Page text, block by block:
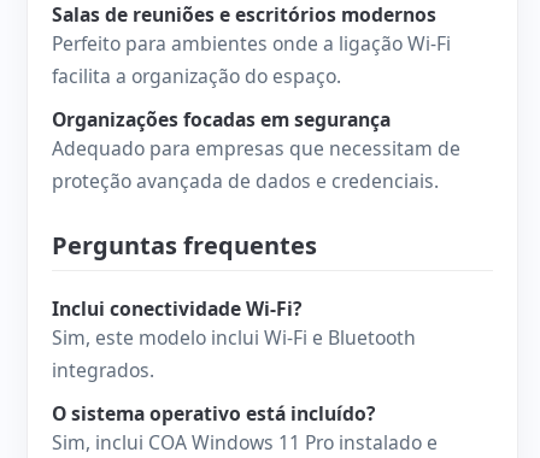
Salas de reuniões e escritórios modernos
Perfeito para ambientes onde a ligação Wi-Fi
facilita a organização do espaço.
Organizações focadas em segurança
Adequado para empresas que necessitam de
proteção avançada de dados e credenciais.
Perguntas frequentes
Inclui conectividade Wi-Fi?
Sim, este modelo inclui Wi-Fi e Bluetooth
integrados.
O sistema operativo está incluído?
Sim, inclui COA Windows 11 Pro instalado e